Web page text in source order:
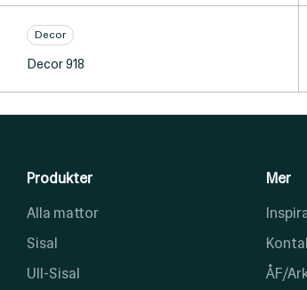
Decor
Decor 918
Produkter
Alla mattor
Sisal
Ull-Sisal
Mer
ÅF/